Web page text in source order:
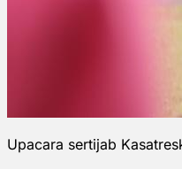
Upacara sertijab